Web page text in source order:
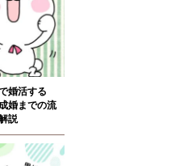
婚活する
婚までの流
説